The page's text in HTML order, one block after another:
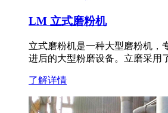
LM 立式磨粉机
立式磨粉机是一种大型磨粉机，
进后的大型粉磨设备。立磨采用
了解详情